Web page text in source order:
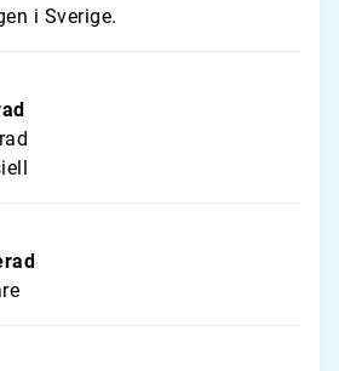
i Sverige.